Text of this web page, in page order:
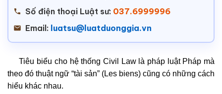
Số điện thoại Luật sư: 037.6999996
Email: luatsu@luatduonggia.vn
Tiêu biểu cho hệ thống Civil Law là pháp luật Pháp mà
theo đó thuật ngữ “tài sản” (Les biens) cũng có những cách
hiểu khác nhau.